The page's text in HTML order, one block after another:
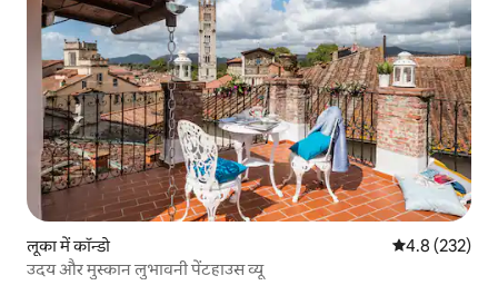
लूका में कॉन्डो औसत रेटिंग 5 में
4.8 (232)
उदय और मुस्कान लुभावनी पेंटहाउस व्यू